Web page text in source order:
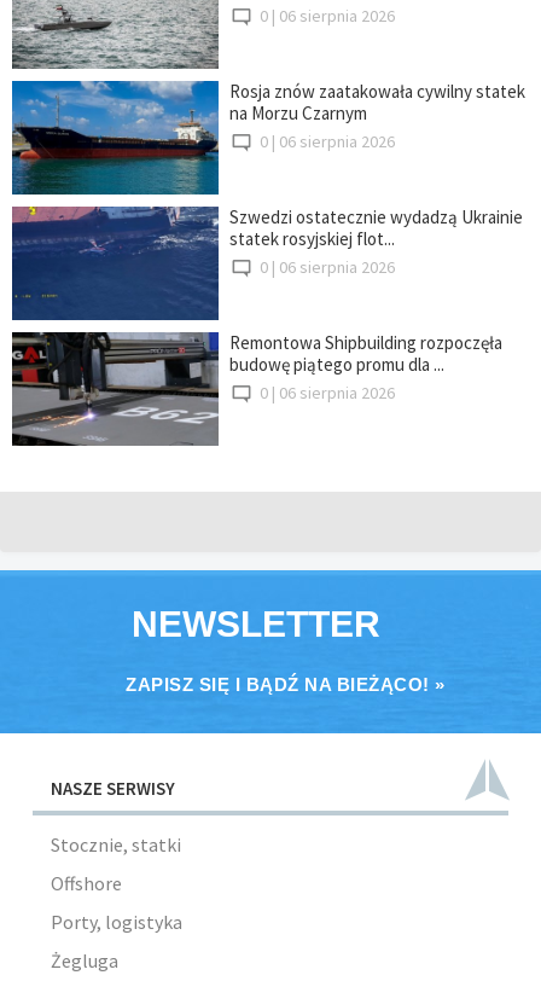
0 | 06 sierpnia 2026
Rosja znów zaatakowała cywilny statek
na Morzu Czarnym
0 | 06 sierpnia 2026
Szwedzi ostatecznie wydadzą Ukrainie
statek rosyjskiej flot...
0 | 06 sierpnia 2026
Remontowa Shipbuilding rozpoczęła
budowę piątego promu dla ...
0 | 06 sierpnia 2026
NEWSLETTER
ZAPISZ SIĘ I BĄDŹ NA BIEŻĄCO! »
NASZE SERWISY
Stocznie, statki
Offshore
Porty, logistyka
Żegluga